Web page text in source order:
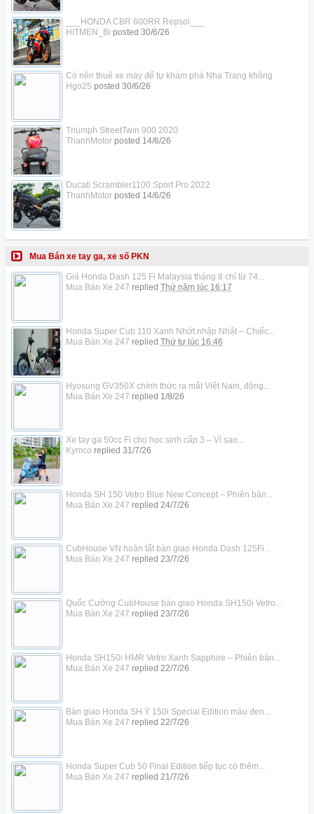
___HONDA CBR 600RR Repsol___
HITMEN_Bi posted 30/6/26
Có nên thuê xe máy để tự khám phá Nha Trang không
Hgo25 posted 30/6/26
Triumph StreetTwin 900 2020
ThanhMotorposted 14/6/26
Ducati Scrambler1100 Sport Pro 2022
ThanhMotorposted 14/6/26
Mua Bán xe tay ga, xe số PKN
Giá Honda Dash 125 Fi Malaysia tháng 8 chỉ từ 74...
Mua Bán Xe 247 replied Thứ năm lúc 16:17
Honda Super Cub 110 Xanh Nhớt nhập Nhật – Chiếc...
Mua Bán Xe 247 replied Thứ tư lúc 16:46
Hyosung GV350X chính thức ra mắt Việt Nam, động...
Mua Bán Xe 247 replied 1/8/26
Xe tay ga 50cc Fi cho học sinh cấp 3 – Vì sao...
Kymco replied 31/7/26
Honda SH 150 Vetro Blue New Concept – Phiên bản...
Mua Bán Xe 247 replied 24/7/26
CubHouse VN hoàn tất bàn giao Honda Dash 125Fi...
Mua Bán Xe 247 replied 23/7/26
Quốc Cường CubHouse bàn giao Honda SH150i Vetro...
Mua Bán Xe 247 replied 23/7/26
Honda SH150i HMR Vetro Xanh Sapphire – Phiên bản...
Mua Bán Xe 247 replied 22/7/26
Bàn giao Honda SH Ý 150i Special Edition màu đen...
Mua Bán Xe 247 replied 22/7/26
Honda Super Cub 50 Final Edition tiếp tục có thêm...
Mua Bán Xe 247 replied 21/7/26